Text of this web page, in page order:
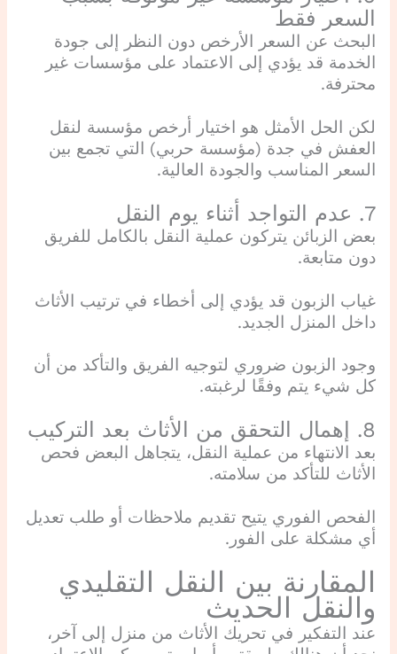
السعر فقط
البحث عن السعر الأرخص دون النظر إلى جودة
الخدمة قد يؤدي إلى الاعتماد على مؤسسات غير
محترفة.
لكن الحل الأمثل هو اختيار أرخص مؤسسة لنقل
العفش في جدة (مؤسسة حربي) التي تجمع بين
السعر المناسب والجودة العالية.
7. عدم التواجد أثناء يوم النقل
بعض الزبائن يتركون عملية النقل بالكامل للفريق
دون متابعة.
غياب الزبون قد يؤدي إلى أخطاء في ترتيب الأثاث
داخل المنزل الجديد.
وجود الزبون ضروري لتوجيه الفريق والتأكد من أن
كل شيء يتم وفقًا لرغبته.
8. إهمال التحقق من الأثاث بعد التركيب
بعد الانتهاء من عملية النقل، يتجاهل البعض فحص
الأثاث للتأكد من سلامته.
الفحص الفوري يتيح تقديم ملاحظات أو طلب تعديل
أي مشكلة على الفور.
المقارنة بين النقل التقليدي
والنقل الحديث
عند التفكير في تحريك الأثاث من منزل إلى آخر،